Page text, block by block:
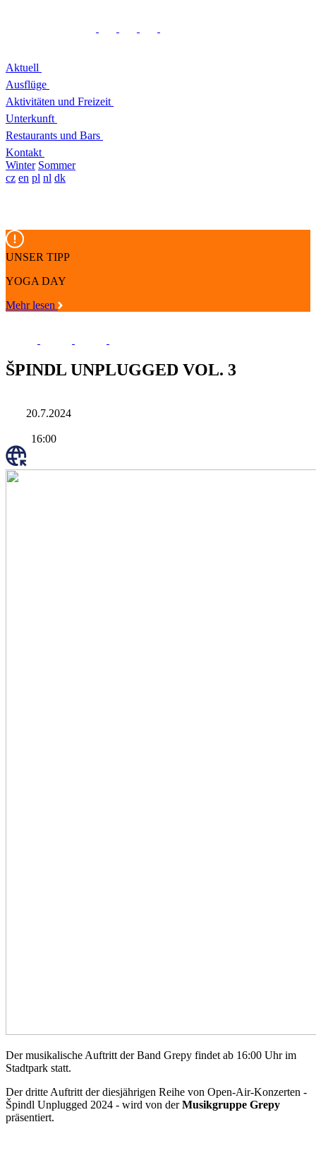
Aktuell
Ausflüge
Aktivitäten und Freizeit
Unterkunft
Restaurants und Bars
Kontakt
Winter Sommer
cz en pl nl dk
UNSER TIPP
YOGA DAY
Mehr lesen
ŠPINDL UNPLUGGED VOL. 3
20.7.2024
16:00
Der musikalische Auftritt der Band Grepy findet ab 16:00 Uhr im
Stadtpark statt.
Der dritte Auftritt der diesjährigen Reihe von Open-Air-Konzerten -
Špindl Unplugged 2024 - wird von derMusikgruppe Grepy
präsentiert.